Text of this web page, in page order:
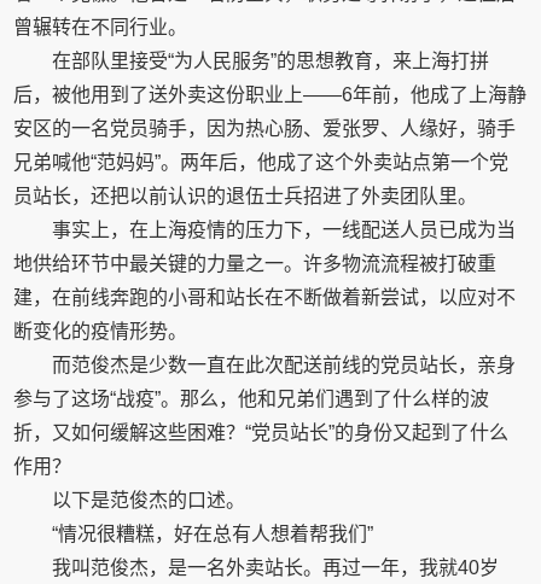
曾辗转在不同行业。
在部队里接受“为人民服务”的思想教育，来上海打拼
后，被他用到了送外卖这份职业上——6年前，他成了上海静
安区的一名党员骑手，因为热心肠、爱张罗、人缘好，骑手
兄弟喊他“范妈妈”。两年后，他成了这个外卖站点第一个党
员站长，还把以前认识的退伍士兵招进了外卖团队里。
事实上，在上海疫情的压力下，一线配送人员已成为当
地供给环节中最关键的力量之一。许多物流流程被打破重
建，在前线奔跑的小哥和站长在不断做着新尝试，以应对不
断变化的疫情形势。
而范俊杰是少数一直在此次配送前线的党员站长，亲身
参与了这场“战疫”。那么，他和兄弟们遇到了什么样的波
折，又如何缓解这些困难？“党员站长”的身份又起到了什么
作用？
以下是范俊杰的口述。
“情况很糟糕，好在总有人想着帮我们”
我叫范俊杰，是一名外卖站长。再过一年，我就40岁